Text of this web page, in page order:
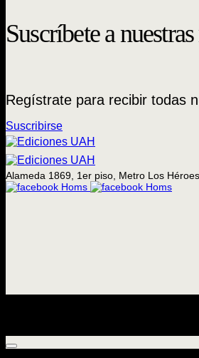
Suscríbete a
Regístrate para recibir todas
Suscribirse
Alameda 1869, 1er piso, Metro Los